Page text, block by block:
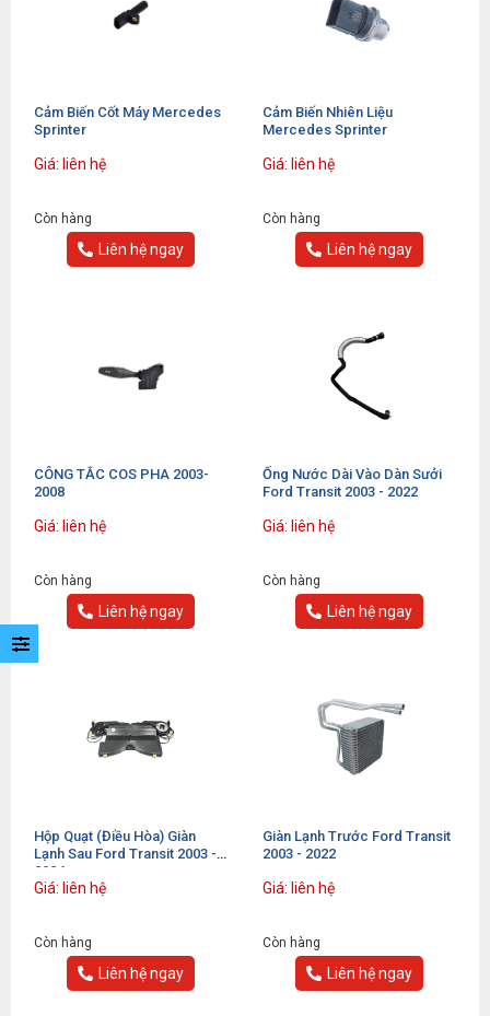
Cảm Biến Cốt Máy Mercedes
Sprinter
Giá: liên hệ
Còn hàng
Liên hệ ngay
Cảm Biến Nhiên Liệu
Mercedes Sprinter
Giá: liên hệ
Còn hàng
Liên hệ ngay
CÔNG TẮC COS PHA 2003-
2008
Giá: liên hệ
Còn hàng
Liên hệ ngay
Ống Nước Dài Vào Dàn Sưởi
Ford Transit 2003 - 2022
Giá: liên hệ
Còn hàng
Liên hệ ngay
Hộp Quạt (điều Hòa) Giàn
Lạnh Sau Ford Transit 2003 -
2024
Giá: liên hệ
Còn hàng
Liên hệ ngay
Giàn Lạnh Trước Ford Transit
2003 - 2022
Giá: liên hệ
Còn hàng
Liên hệ ngay